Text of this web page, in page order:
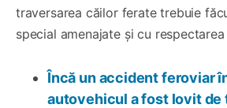
traversarea căilor ferate trebuie
special amenajate și cu
Încă un accident feroviar
autovehicul a fost lovit de